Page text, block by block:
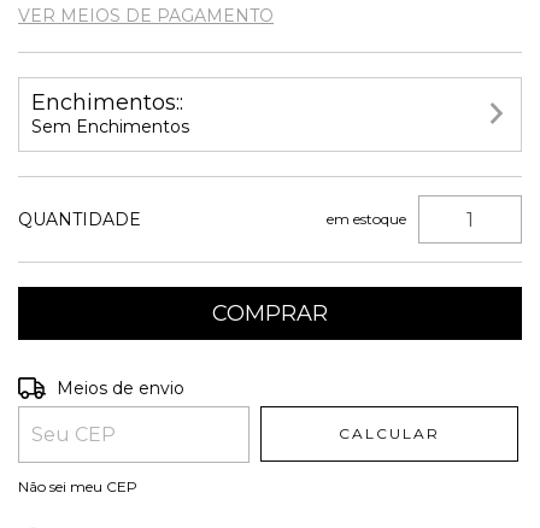
VER MEIOS DE PAGAMENTO
Enchimentos::
Sem Enchimentos
QUANTIDADE em estoque
Entregas para o CEP:
Meios de envio
CALCULAR
Não sei meu CEP